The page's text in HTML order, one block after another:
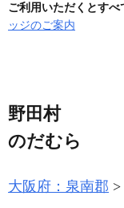
ご利用いただくとすべ
ッジのご案内
野田村
のだむら
大阪府：泉南郡